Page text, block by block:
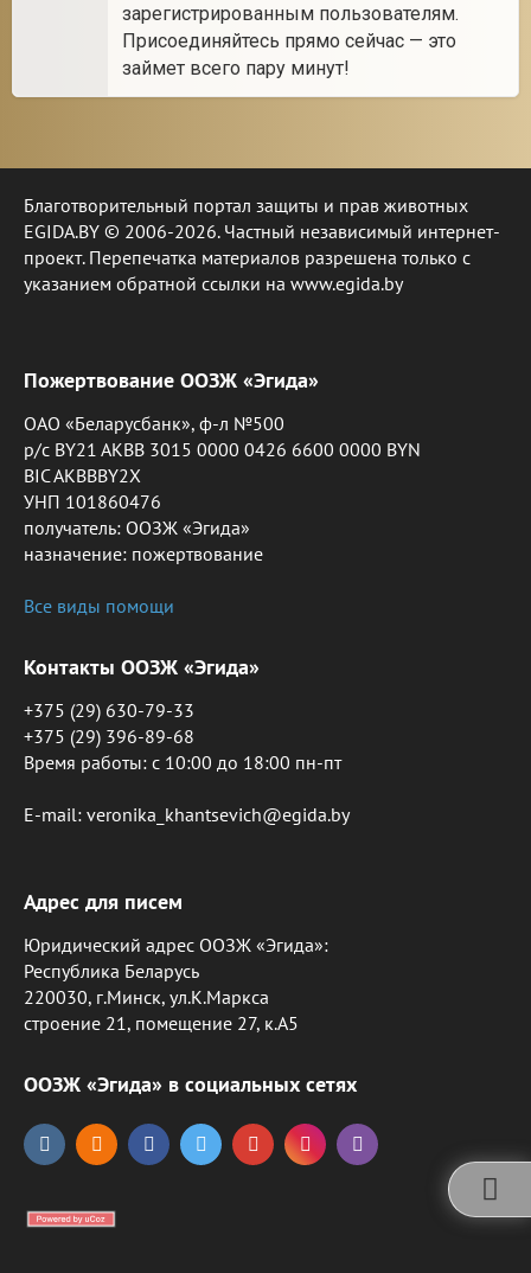
зарегистрированным пользователям.
Присоединяйтесь прямо сейчас — это
займет всего пару минут!
Благотворительный портал защиты и прав животных
EGIDA.BY © 2006-2026. Частный независимый интернет-
проект. Перепечатка материалов разрешена только с
указанием обратной ссылки на www.egida.by
Пожертвование ООЗЖ «Эгида»
ОАО «Беларусбанк», ф-л №500
р/с BY21 AKBB 3015 0000 0426 6600 0000 BYN
BIC AKBBBY2X
УНП 101860476
получатель: ООЗЖ «Эгида»
назначение: пожертвование
Все виды помощи
Контакты ООЗЖ «Эгида»
+375 (29) 630-79-33
+375 (29) 396-89-68
Время работы: c 10:00 до 18:00 пн-пт
E-mail: veronika_khantsevich@egida.by
Адрес для писем
Юридический адрес ООЗЖ «Эгида»:
Республика Беларусь
220030, г.Минск, ул.К.Маркса
строение 21, помещение 27, к.А5
ООЗЖ «Эгида» в социальных сетях